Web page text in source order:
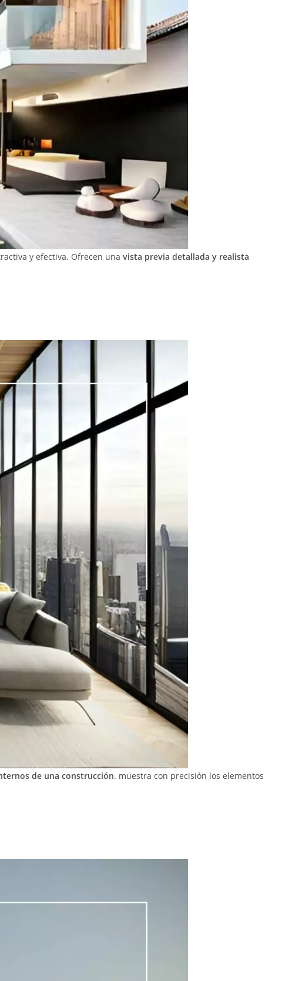
y efectiva. Ofrecen una vista previa detallada y realista
de una construcción. muestra con precisión los elementos